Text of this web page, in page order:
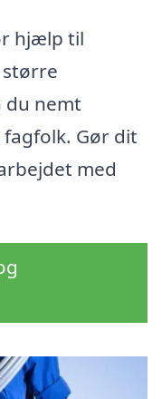
hjælp til
du nemt
Gør dit
med